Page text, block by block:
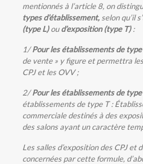
mentionnés à l’article 8, on
types d’établissement,selon qu’il
(type L)oud’exposition (type T):
1/Pour les établissements de type
de vente » y figure et permettra
CPJ et les OVV ;
2/Pour les établissements de type
établissements de type T :
commerciale destinés à des
des salons ayant un caractère
Les salles d’exposition des CPJ et
concernées par cette formule,